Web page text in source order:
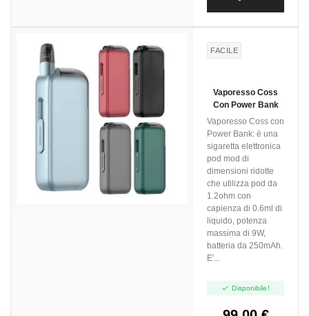
FACILE
Vaporesso Coss
Con Power Bank
Vaporesso Coss con
Power Bank: è una
sigaretta elettronica
pod mod di
dimensioni ridotte
che utilizza pod da
1.2ohm con
capienza di 0.6ml di
liquido, potenza
massima di 9W,
batteria da 250mAh.
E'...
 Disponibile!